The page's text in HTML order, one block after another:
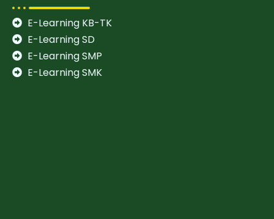
E-Learning KB-TK
E-Learning SD
E-Learning SMP
E-Learning SMK